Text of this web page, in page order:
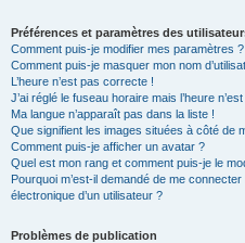
Préférences et paramètres des
Comment puis-je modifier mes paramètres ?
Comment puis-je masquer mon nom
L’heure n’est pas correcte !
J’ai réglé le fuseau horaire mais l’heure
Ma langue n’apparaît pas dans la liste !
Que signifient les images situées à côté de
Comment puis-je afficher un avatar ?
Quel est mon rang et comment puis-je le
Pourquoi m’est-il demandé de me
électronique d’un utilisateur ?
Problèmes de publication